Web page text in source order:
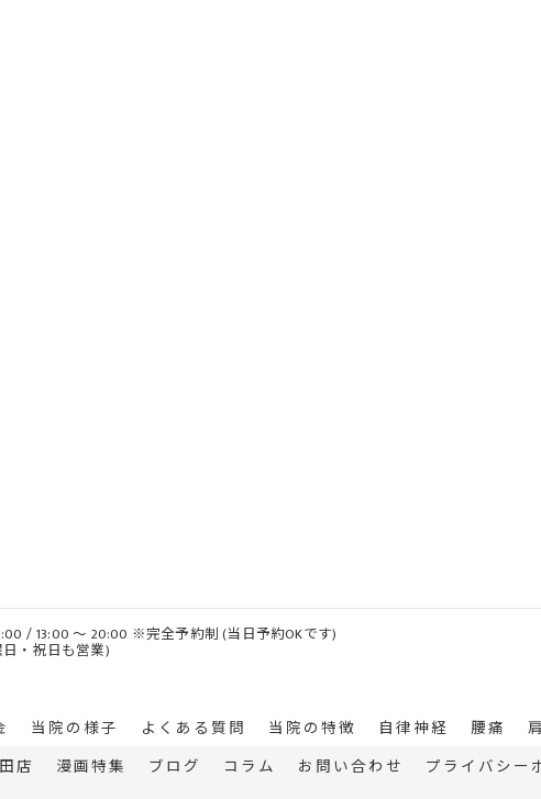
/ 13:00 ～ 20:00 ※完全予約制 (当日予約OKです)
・祝日も営業)
当院の様子 よくある質問 当院の特徴 自律神経 腰痛
店
漫画特集 ブログ コラム お問い合わせ プライバシー